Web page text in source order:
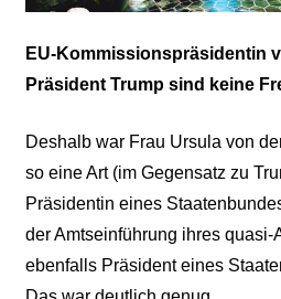
EU-Kommissionspräsidentin
Präsident Trump sind keine
Deshalb war Frau Ursula von
so eine Art (im Gegensatz zu
Präsidentin eines
der Amtseinführung ihres quasi-
ebenfalls Präsident eines